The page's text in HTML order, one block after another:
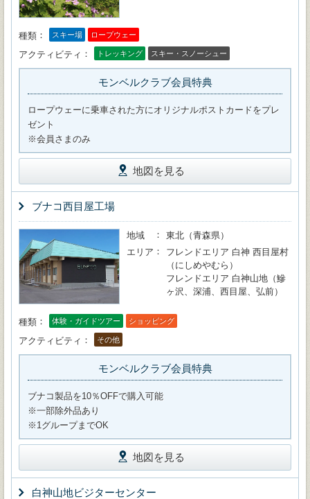
種類 スキー場 ロープウェー
アクティビティ トレッキング スキー・スノーシュー
モンベルクラブ会員特典
ロープウェーに乗車された方にオリジナルポストカードをプレ
ゼント
※会員さまのみ
地図を見る
ブナコ西目屋工場
地域
東北（青森県）
エリア
フレンドエリア 白神 西目屋村
（にしめやむら）
フレンドエリア 白神山地（鰺
ヶ沢、深浦、西目屋、弘前）
種類 体験・ガイドツアー ショッピング
アクティビティ その他
モンベルクラブ会員特典
ブナコ製品を10％OFFで購入可能
※一部除外品あり
※1グループまでOK
地図を見る
白神山地ビジターセンター